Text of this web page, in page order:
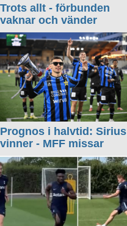
Trots allt - förbunden
vaknar och vänder
Prognos i halvtid: Sirius
vinner - MFF missar